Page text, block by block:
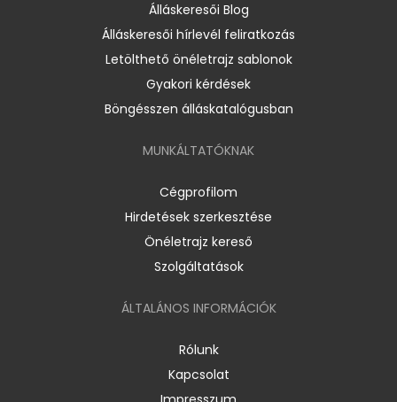
Álláskeresői Blog
Álláskeresői hírlevél feliratkozás
Letölthető önéletrajz sablonok
Gyakori kérdések
Böngésszen álláskatalógusban
MUNKÁLTATÓKNAK
Cégprofilom
Hirdetések szerkesztése
Önéletrajz kereső
Szolgáltatások
ÁLTALÁNOS INFORMÁCIÓK
Rólunk
Kapcsolat